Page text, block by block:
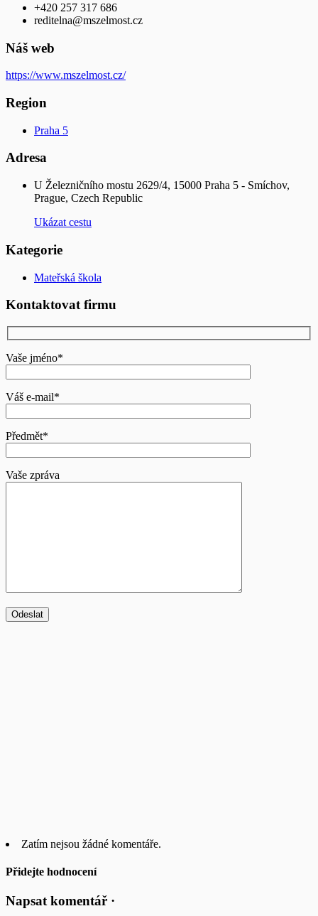
+420 257 317 686
reditelna@mszelmost.cz
Náš web
https://www.mszelmost.cz/
Region
Praha 5
Adresa
U Železničního mostu 2629/4, 15000 Praha 5 - Smíchov,
Prague, Czech Republic
Ukázat cestu
Kategorie
Mateřská škola
Kontaktovat firmu
Vaše jméno*
Váš e-mail*
Předmět*
Vaše zpráva
Zatím nejsou žádné komentáře.
Přidejte hodnocení
Napsat komentář ·